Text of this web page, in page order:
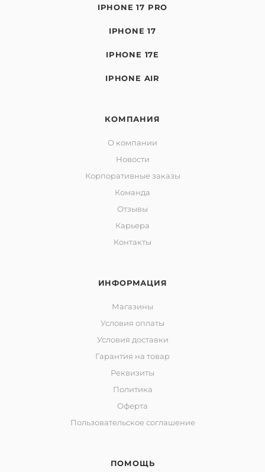
IPHONE 17 PRO
IPHONE 17
IPHONE 17E
IPHONE AIR
КОМПАНИЯ
О компании
Новости
Корпоративные заказы
Команда
Отзывы
Карьера
Контакты
ИНФОРМАЦИЯ
Магазины
Условия оплаты
Условия доставки
Гарантия на товар
Реквизиты
Политика
Оферта
Пользовательское соглашение
ПОМОЩЬ